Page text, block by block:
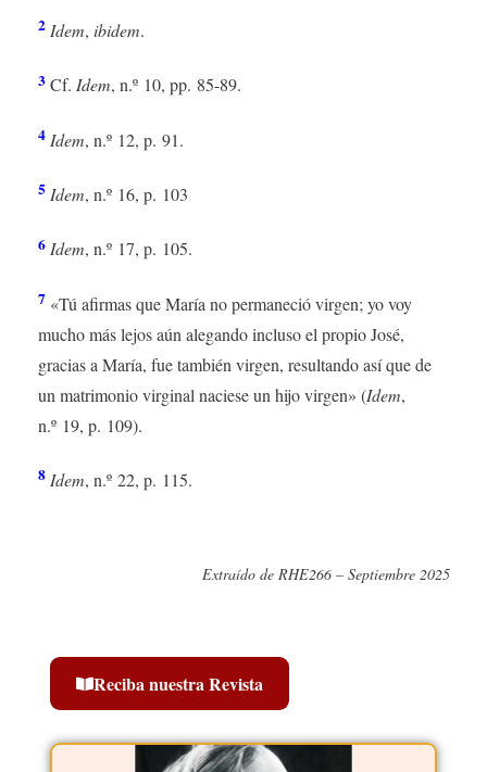
2 Idem, ibidem.
3Cf. Idem, n.º 10, pp. 85-89.
4 Idem, n.º 12, p. 91.
5 Idem, n.º 16, p. 103
6 Idem, n.º 17, p. 105.
7«Tú afirmas que María no permaneció virgen; yo voy
mucho más lejos aún alegando incluso el propio José,
gracias a María, fue también virgen, resultando así que de
un matrimonio virginal naciese un hijo virgen» (Idem,
n.º 19, p. 109).
8 Idem, n.º 22, p. 115.
Extraído de RHE266 – Septiembre 2025
Reciba nuestra Revista